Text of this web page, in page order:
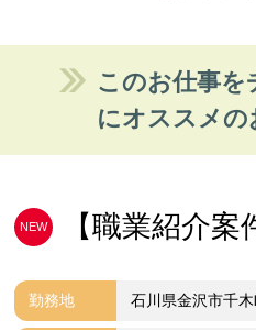
このお仕事を
にオススメの
NEW 【職業紹介案
勤務地 石川県金沢市千